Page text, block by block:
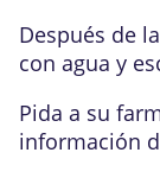
Después de
con agua y
Pida a su
información